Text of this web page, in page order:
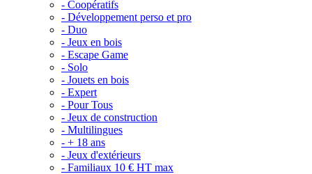
- Coopératifs
- Développement perso et pro
- Duo
- Jeux en bois
- Escape Game
- Solo
- Jouets en bois
- Expert
- Pour Tous
- Jeux de construction
- Multilingues
- + 18 ans
- Jeux d'extérieurs
- Familiaux 10 € HT max